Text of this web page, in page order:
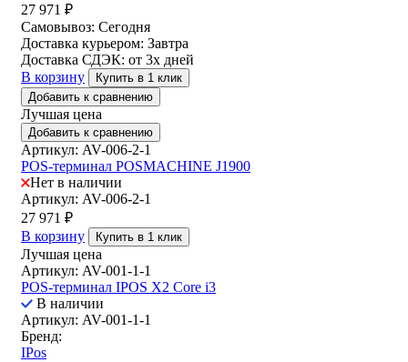
27 971 ₽
Самовывоз: Сегодня
Доставка курьером: Завтра
Доставка СДЭК: от 3х дней
В корзину
Купить в 1 клик
Добавить к сравнению
Лучшая цена
Добавить к сравнению
Артикул: AV-006-2-1
POS-терминал POSMACHINE J1900
Нет в наличии
Артикул: AV-006-2-1
27 971 ₽
В корзину
Купить в 1 клик
Лучшая цена
Артикул: AV-001-1-1
POS-терминал IPOS X2 Core i3
В наличии
Артикул: AV-001-1-1
Бренд:
IPos